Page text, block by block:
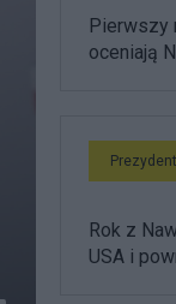
Pierwszy
oceniają
Prezydent
Rok z
USA i